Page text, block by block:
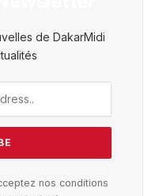
de DakarMidi
nos conditions